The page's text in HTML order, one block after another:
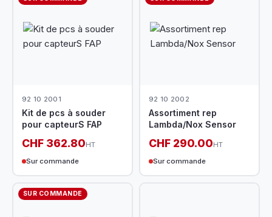
92 10 2001
Kit de pcs à souder
pour capteurS FAP
CHF 362.80HT
Sur commande
92 10 2002
Assortiment rep
Lambda/Nox Sensor
CHF 290.00HT
Sur commande
SUR COMMANDE